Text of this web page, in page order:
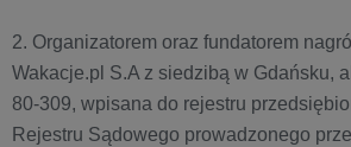
2. Organizatorem oraz fundatorem
Wakacje.pl S.A z siedzibą w Gdańsku,
80-309, wpisana do rejestru
Rejestru Sądowego prowadzonego